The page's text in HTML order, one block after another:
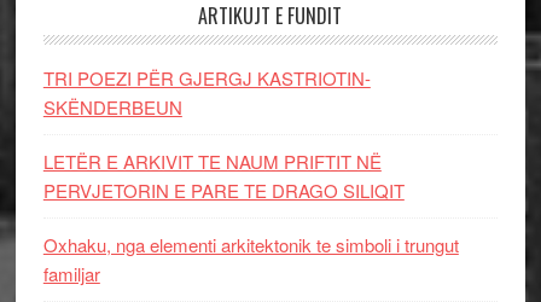
ARTIKUJT E FUNDIT
TRI POEZI PËR GJERGJ KASTRIOTIN-
SKËNDERBEUN
LETËR E ARKIVIT TE NAUM PRIFTIT NË
PERVJETORIN E PARE TE DRAGO SILIQIT
Oxhaku, nga elementi arkitektonik te simboli i trungut
familjar